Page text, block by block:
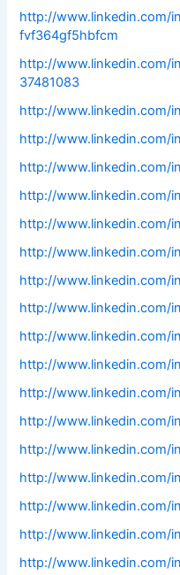
http://www.linkedin.com/
fvf364gf5hbfcm
http://www.linkedin.com/
37481083
http://www.linkedin.com/
http://www.linkedin.com/
http://www.linkedin.com/
http://www.linkedin.com/
http://www.linkedin.com/
http://www.linkedin.com/
http://www.linkedin.com/
http://www.linkedin.com/
http://www.linkedin.com/
http://www.linkedin.com/
http://www.linkedin.com/
http://www.linkedin.com/
http://www.linkedin.com/
http://www.linkedin.com/
http://www.linkedin.com/
http://www.linkedin.com/
http://www.linkedin.com/